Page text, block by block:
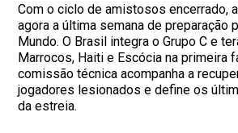
Com o ciclo de amistosos encerrado,
agora a última semana de preparação
Mundo. O Brasil integra o Grupo C e
Marrocos, Haiti e Escócia na primeira
comissão técnica acompanha a
jogadores lesionados e define os
da estreia.